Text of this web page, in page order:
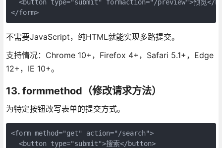
<button type="submit" formaction="/preview">预览</
</form>
不需要JavaScript，纯HTML就能实现多路提交。
支持情况：Chrome 10+，Firefox 4+，Safari 5.1+，Edge
12+，IE 10+。
13. formmethod（修改请求方法）
为特定按钮改写表单的提交方式。
<form method="get" action="/search">
  <button type="submit">搜索</button>